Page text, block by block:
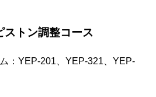
ストン調整コース
：YEP-201、YEP-321、YEP-